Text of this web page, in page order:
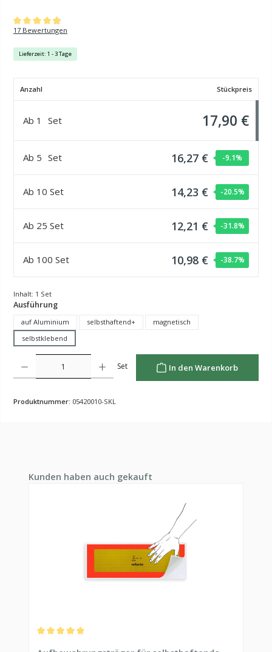
Durchschnittliche Bewertung von 4.88 von 5 Sternen
17 Bewertungen
Lieferzeit: 1 - 3 Tage
Anzahl Stückpreis
Ab 1 Set 17,90 €
Ab 5 Set 16,27 € -9.1%
Ab 10 Set 14,23 € -20.5%
Ab 25 Set 12,21 € -31.8%
Ab 100 Set 10,98 € -38.7%
Inhalt: 1 Set
Ausführungauswählen
auf Aluminium selbsthaftend+
magnetisch
selbstklebend
Produkt Anzahl: Gib den gewünschten Wert ein oder benutze die Schaltflächen um die Anzahl
Set In den Warenkorb
Produktnummer: 05420010-SKL
Produktgalerie überspringen
Kunden haben auch gekauft